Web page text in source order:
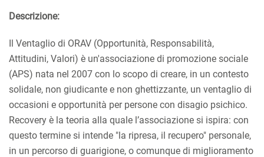
Descrizione:
Il Ventaglio di ORAV (Opportunità, Responsabilità,
Attitudini, Valori) è un'associazione di promozione sociale
(APS) nata nel 2007 con lo scopo di creare, in un contesto
solidale, non giudicante e non ghettizzante, un ventaglio di
occasioni e opportunità per persone con disagio psichico.
Recovery è la teoria alla quale l’associazione si ispira: con
questo termine si intende "la ripresa, il recupero" personale,
in un percorso di guarigione, o comunque di miglioramento